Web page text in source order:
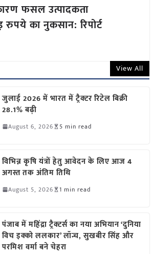
फसल उत्पादकता
का नुकसान: रिपोर्ट
View All
जुलाई 2026 में भारत में ट्रैक्टर रिटेल बिक्री
28.1% बढ़ी
August 6, 2026 5 min read
विभिन्न कृषि यंत्रों हेतु आवेदन के लिए आज 4
अगस्त तक अंतिम तिथि
August 5, 2026 1 min read
पंजाब में महिंद्रा ट्रैक्टर्स का नया अभियान ‘दुनिया
विच इक्को ललकार’ लॉन्च, सुखबीर सिंह और
परमिश वर्मा बने चेहरा